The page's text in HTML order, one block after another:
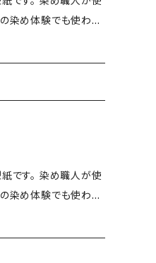
染め体験でも使われ
重ねのりが乾いたと
同じ型紙を使っても
さいませ。
です。 染め職人が使
染め体験でも使われ
りが乾いたところ